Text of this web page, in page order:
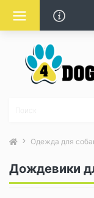
Одежда для
Дождевики